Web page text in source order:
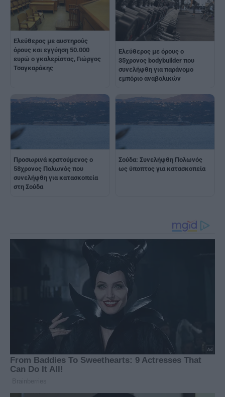
Ελεύθερος με αυστηρούς
όρους και εγγύηση 50.000
ευρώ ο γκαλερίστας, Γιώργος
Τσαγκαράκης
Ελεύθερος με όρους ο
35χρονος bodybuilder που
συνελήφθη για παράνομο
εμπόριο αναβολικών
Προσωρινά κρατούμενος ο
58χρονος Πολωνός που
συνελήφθη για κατασκοπεία
στη Σούδα
Σούδα: Συνελήφθη Πολωνός
ως ύποπτος για κατασκοπεία